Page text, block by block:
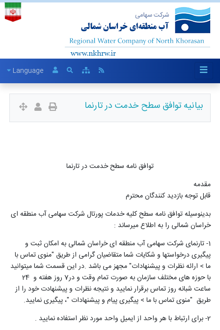
Language
بیانیه توافق سطح خدمت در تارنما
توافق نامه سطح خدمت در تارنما
مقدمه
قابل توجه بازدید کنندگان محترم
بدینوسیله توافق نامه سطح کلیه خدمات پورتال شرکت سهامی آب منطقه ای
خراسان شمالی را به اطلاع میرساند :
1- تارنمای شرکت سهامی آب منطقه ای خراسان شمالی به امکان ثبت و
پیگیری درخواستها و شکایات شما متقاضیان گرامی از طریق "منوی تماس با
ما > ارائه نظرات و پیشنهادات" مجهز می باشد .در این قسمت شما میتوانید
با حوزه های مختلف سازمان به صورت تمام وقت و در7 روز هفته و 24
ساعت شبانه روز تماس برقرار نمایید و نتیجه نظرات و پیشنهادت خود را از
طریق "منوی تماس با ما > پیگیری پیام و پیشنهادات "، پیگیری نمایید.
2- برای ارتباط با هر واحد از ایمیل واحد مورد نظر استفاده نمایید .